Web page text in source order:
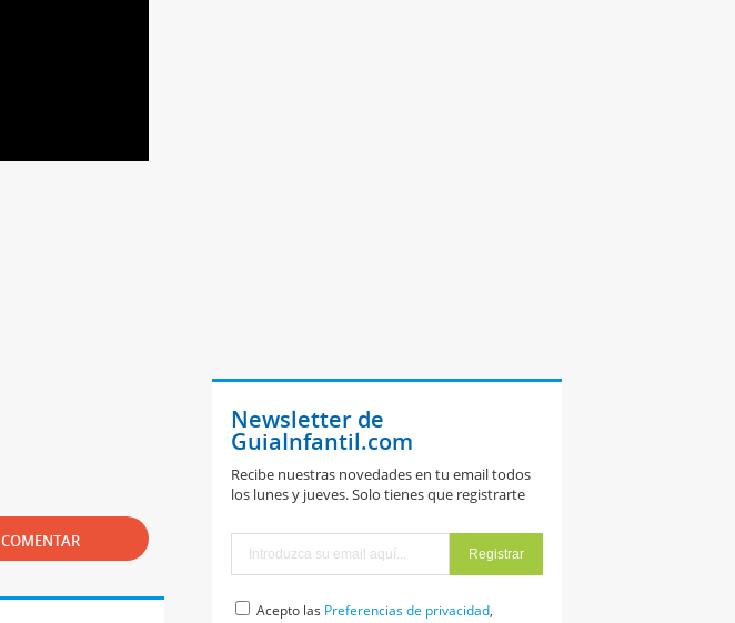
COMENTAR
Newsletter de
GuiaInfantil.com
Recibe nuestras novedades en tu email todos
los lunes y jueves. Solo tienes que registrarte
Acepto las Preferencias de privacidad,